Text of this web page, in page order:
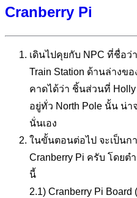
Cranberry Pi
เดินไปคุยกับ NPC ที่ชื่อว่
Train Station ด้านล่างข
คาดได้ว่า ชิ้นส่วนที่ Holly
อยู่ทั่ว North Pole นั้น น่า
นั่นเอง
ในขั้นตอนต่อไป จะเป็น
Cranberry Pi ครับ โดย
นี้
2.1) Cranberry Pi